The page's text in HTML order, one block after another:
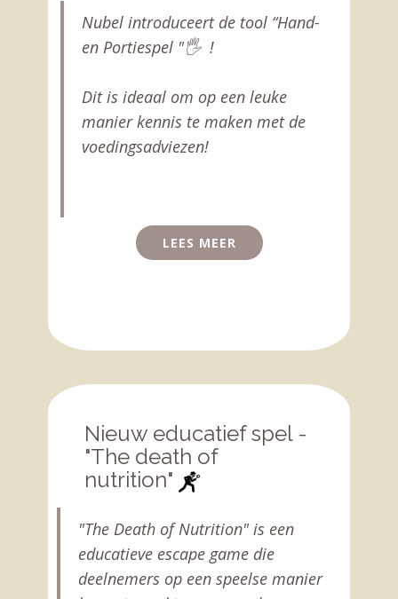
Nubel introduceert de tool “Hand-
en Portiespel "🖐 !
Dit is ideaal om op een leuke
manier kennis te maken met de
voedingsadviezen!
LEES MEER
Nieuw educatief spel -
"The death of
nutrition"
"The Death of Nutrition" is een
educatieve escape game die
deelnemers op een speelse manier